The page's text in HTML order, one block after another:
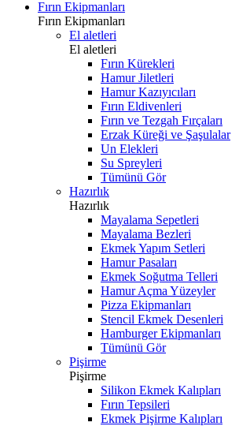
Fırın Ekipmanları
Fırın Ekipmanları
El aletleri
El aletleri
Fırın Kürekleri
Hamur Jiletleri
Hamur Kazıyıcıları
Fırın Eldivenleri
Fırın ve Tezgah Fırçaları
Erzak Küreği ve Şaşulalar
Un Elekleri
Su Spreyleri
Tümünü Gör
Hazırlık
Hazırlık
Mayalama Sepetleri
Mayalama Bezleri
Ekmek Yapım Setleri
Hamur Pasaları
Ekmek Soğutma Telleri
Hamur Açma Yüzeyler
Pizza Ekipmanları
Stencil Ekmek Desenleri
Hamburger Ekipmanları
Tümünü Gör
Pişirme
Pişirme
Silikon Ekmek Kalıpları
Fırın Tepsileri
Ekmek Pişirme Kalıpları